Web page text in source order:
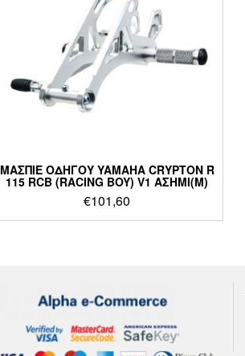
ΜΑΣΠΙΕ ΟΔΗΓΟΥ YAMAHA CRYPTON R
115 RCB (RACING BOY) V1 ΑΣΗΜΙ(M)
€101,60